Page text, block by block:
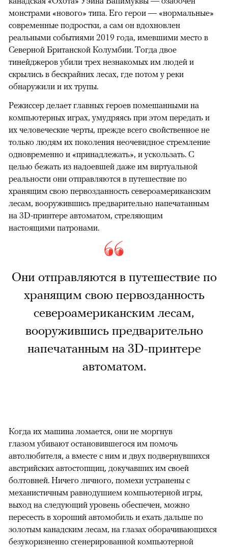
монстрами «нового» типа. Его герои — «нормальные»
современные подростки, а сам он вдохновлен
реальными событиями 2019 года, имевшими место в
Северной Британской Колумбии. Тогда двое
тинейджеров убили трех незнакомых им людей и
скрылись в бескрайних лесах, где потом у реки
обнаружили и их трупы.
Режиссер делает главных героев помешанными на
компьютерных играх, умудряясь при этом передать и
их человеческие черты, прежде всего свойственное не
только людям их поколения неочевидное стремление
одновременно и «принадлежать», и ускользать. С
целью бежать из надоевшей даже им виртуальной
реальности они отправляются в путешествие по
хранящим свою первозданность североамериканским
лесам, вооружившись предварительно напечатанным
на 3D-принтере автоматом, стреляющим
настоящими патронами.
Они отправляются в путешествие по
хранящим свою первозданность
североамериканским лесам,
вооружившись предварительно
напечатанным на 3D-принтере
автоматом.
Когда их машина ломается, они не моргнув
глазом убивают остановившегося им помочь
автолюбителя, а вместе с ним и двух подвернувшихся
австрийских автостопщиц, докучавших им своей
болтовней. Ничего личного, помехи устранены с
механистичным равнодушием компьютерной игры,
выход на следующий уровень обеспечен, можно
пересесть в хороший автомобиль и ехать дальше по
золотым канадским лесам, на глазах оборачивающихся
безукоризненно сгенерированной компьютерной